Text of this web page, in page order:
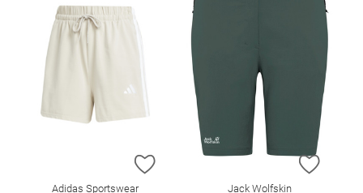
ZUR WUNSCHLISTE HINZUFÜGEN
Adidas Sportswear
ZUR
Jack Wolfskin